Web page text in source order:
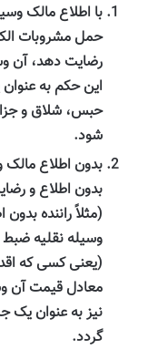
با اطلاع مالک
حمل مشروبات
رضایت دهد، آن
این حکم به
شود.
بدون اطلاع مالک
بدون اطلاع و
(مثلاً راننده
وسیله نقلیه
(یعنی کسی که
معادل قیمت آن
نیز به عنوان یک
گردد.